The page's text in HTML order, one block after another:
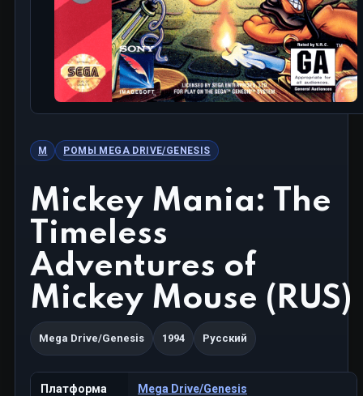
M РОМЫ MEGA DRIVE/GENESIS
Mickey Mania: The
Timeless
Adventures of
Mickey Mouse (RUS)
Mega Drive/Genesis 1994 Русский
Платформа Mega Drive/Genesis